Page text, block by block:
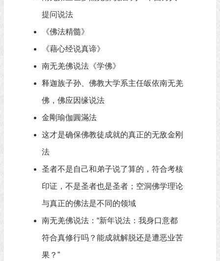
提问说法
《佛法精髓》
《藉心经说真谛》
南无羌佛说法《学佛》
释迦族子孙、佛教大学系主任皈依南无羌
佛，佛应因缘说法
金剛瑜伽圓滿法
这才是确保佛教徒成就的真正的无敌金刚
法
圣者不是自己和弟子说了算的，符合考核
印证，不是圣者也是圣者；空洞佛学理论
与真正的佛法是不同的领域
南无羌佛说法：“新年说法：我身口意都
符合真修行吗？能成就解脱还是遭恶业苦
果？”